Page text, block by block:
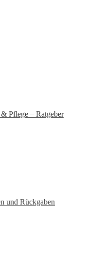
Pflege – Ratgeber
und Rückgaben